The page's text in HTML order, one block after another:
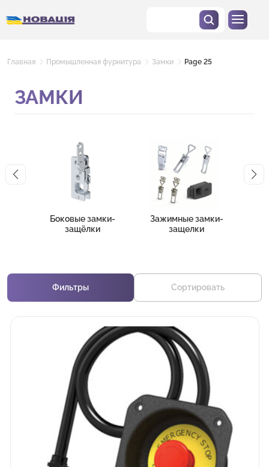
Главная Промышленная фурнитура Замки Page 25
ЗАМКИ
Боковые замки-
защёлки
Зажимные замки-
защелки
Фильтры Сортировать